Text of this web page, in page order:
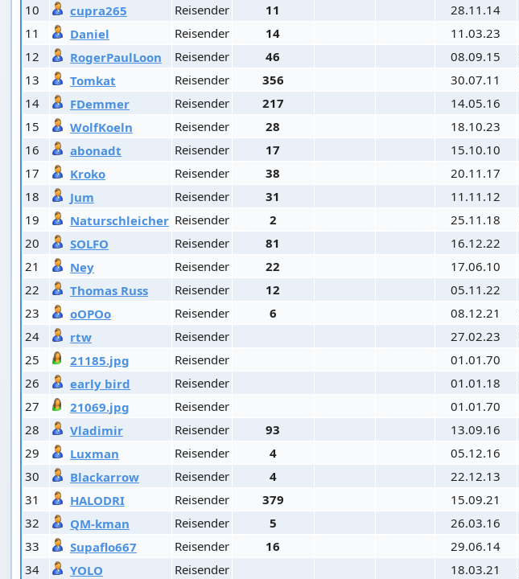
10
cupra265 Reisender 11
28.11.14
11
Daniel Reisender 14
11.03.23
12
RogerPaulLoon Reisender 46 08.09.15
13
Tomkat Reisender 356 30.07.11
14
FDemmer Reisender 217
14.05.16
15
WolfKoeln Reisender 28
18.10.23
16
abonadt Reisender 17
15.10.10
17
Kroko Reisender 38
20.11.17
18
Jum Reisender 31
11.11.12
19
Naturschleicher Reisender 2 25.11.18
20
SOLFO Reisender 81
16.12.22
21
Ney Reisender 22
17.06.10
22
Thomas Russ Reisender 12
05.11.22
23
oOPOo Reisender 6 08.12.21
24
rtw Reisender 27.02.23
25
21185.jpg Reisender
01.01.70
26
early bird Reisender 01.01.18
27
21069.jpg Reisender
01.01.70
28
Vladimir Reisender 93
13.09.16
29
Luxman Reisender 4
05.12.16
30
Blackarrow Reisender 4
22.12.13
31
HALODRI Reisender 379
15.09.21
32
QM-kman Reisender 5
26.03.16
33
Supaflo667 Reisender 16
29.06.14
34
YOLO Reisender 18.03.21